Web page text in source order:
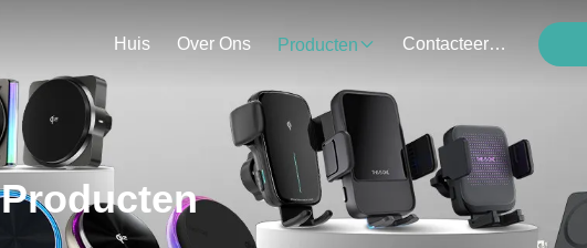
Huis Over Ons Producten Contacteer Ons
Producten